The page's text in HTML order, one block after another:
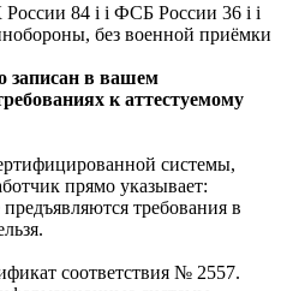
84 i i ФСБ России 36 i i
без военной приёмки
записан в вашем
к аттестуемому
системы,
прямо указывает:
требования в
соответствия № 2557.